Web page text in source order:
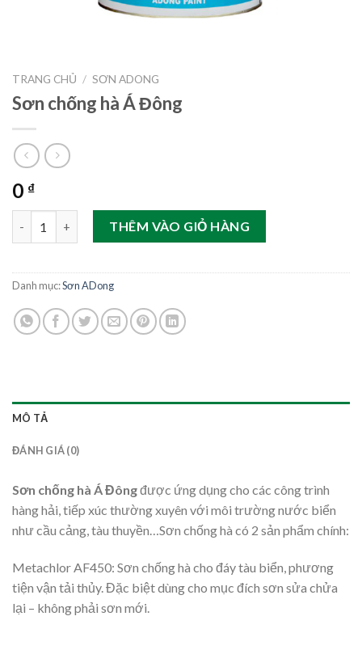
TRANG CHỦ / SƠN ADONG
Sơn chống hà Á Đông
0 ₫
Sơn chống hà Á Đông số lượngTHÊM VÀO GIỎ HÀNG
Danh mục:Sơn ADong
MÔ TẢ
ĐÁNH GIÁ (0)
Sơn chống hà Á Đôngđược ứng dụng cho các công trình
hàng hải, tiếp xúc thường xuyên với môi trường nước biển
như cầu cảng, tàu thuyền…Sơn chống hà có 2 sản phẩm chính:
Metachlor AF450: Sơn chống hà cho đáy tàu biển, phương
tiện vận tải thủy. Đặc biệt dùng cho mục đích sơn sửa chửa
lại – không phải sơn mới.